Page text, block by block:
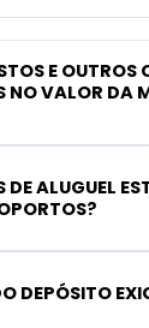
E OUTROS
NO VALOR DA
DE ALUGUEL
DEPÓSITO